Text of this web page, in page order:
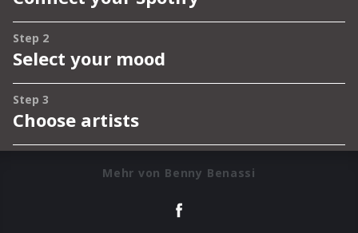
Mehr von Benny Benassi